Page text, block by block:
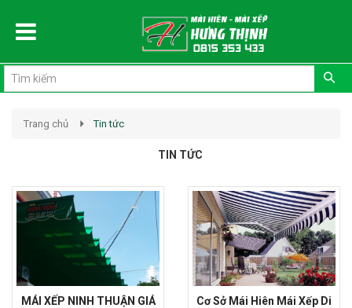
Đăng nhập
Trang chủ Tin tức
TIN TỨC
MÁI XẾP NINH THUẬN GIÁ
Cơ Sở Mái Hiên Mái Xếp Di